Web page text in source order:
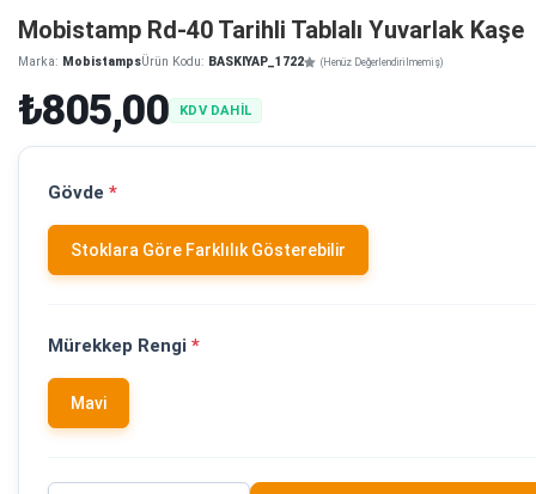
Mobistamp Rd-40 Tarihli Tablalı Yuvarlak Kaşe
Marka: MobistampsÜrün Kodu: BASKIYAP_1722 (Henüz Değerlendirilmemiş)
₺805,00 KDV DAHİL
Gövde *
Stoklara Göre Farklılık Gösterebilir
Mürekkep Rengi *
Mavi